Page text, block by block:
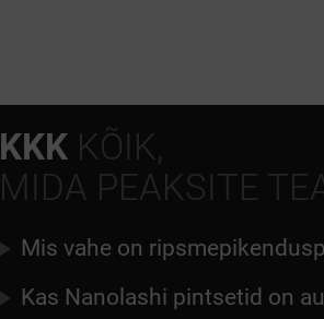
KKK KÕIK,
MIDA PEAKSITE
Mis vahe on
Kas Nanolashi pintsetid on